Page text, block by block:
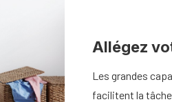
Allégez
Les grandes
facilitent la tâche.